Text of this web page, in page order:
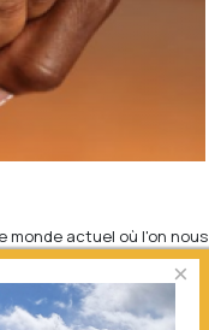
monde actuel où l'on nous
distanciation sociale. De
Bref ...
×